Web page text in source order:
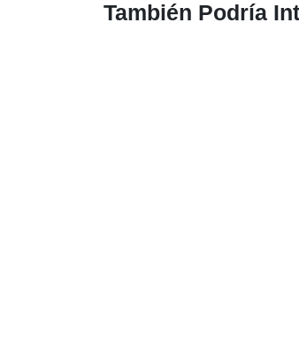
También Podría